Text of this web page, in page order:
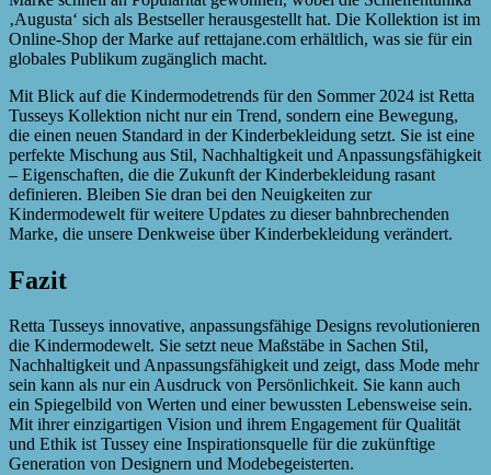
‚Augusta‘ sich als Bestseller herausgestellt hat. Die Kollektion ist im
Online-Shop der Marke auf rettajane.com erhältlich, was sie für ein
globales Publikum zugänglich macht.
Mit Blick auf die Kindermodetrends für den Sommer 2024 ist Retta
Tusseys Kollektion nicht nur ein Trend, sondern eine Bewegung,
die einen neuen Standard in der Kinderbekleidung setzt. Sie ist eine
perfekte Mischung aus Stil, Nachhaltigkeit und Anpassungsfähigkeit
– Eigenschaften, die die Zukunft der Kinderbekleidung rasant
definieren. Bleiben Sie dran bei den Neuigkeiten zur
Kindermodewelt für weitere Updates zu dieser bahnbrechenden
Marke, die unsere Denkweise über Kinderbekleidung verändert.
Fazit
Retta Tusseys innovative, anpassungsfähige Designs revolutionieren
die Kindermodewelt. Sie setzt neue Maßstäbe in Sachen Stil,
Nachhaltigkeit und Anpassungsfähigkeit und zeigt, dass Mode mehr
sein kann als nur ein Ausdruck von Persönlichkeit. Sie kann auch
ein Spiegelbild von Werten und einer bewussten Lebensweise sein.
Mit ihrer einzigartigen Vision und ihrem Engagement für Qualität
und Ethik ist Tussey eine Inspirationsquelle für die zukünftige
Generation von Designern und Modebegeisterten.